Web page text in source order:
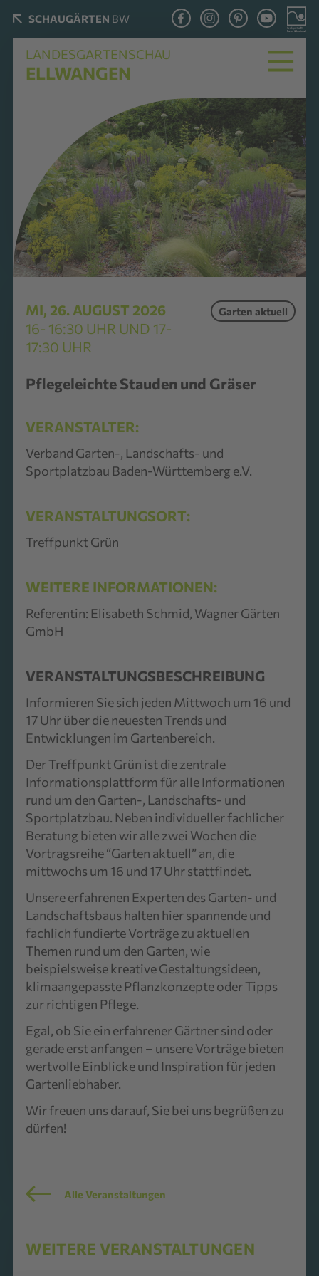
SCHAUGÄRTEN BW
LANDESGARTENSCHAU
ELLWANGEN
MI, 26. AUGUST 2026
16- 16:30 UHR UND 17-
17:30 UHR
Garten aktuell
Pflegeleichte Stauden und Gräser
VERANSTALTER:
Verband Garten-, Landschafts- und
Sportplatzbau Baden-Württemberg e.V.
VERANSTALTUNGSORT:
Treffpunkt Grün
WEITERE INFORMATIONEN:
Referentin: Elisabeth Schmid, Wagner Gärten
GmbH
VERANSTALTUNGSBESCHREIBUNG
Informieren Sie sich jeden Mittwoch um 16 und
17 Uhr über die neuesten Trends und
Entwicklungen im Gartenbereich.
Der Treffpunkt Grün ist die zentrale
Informationsplattform für alle Informationen
rund um den Garten-, Landschafts- und
Sportplatzbau. Neben individueller fachlicher
Beratung bieten wir alle zwei Wochen die
Vortragsreihe “Garten aktuell” an, die
mittwochs um 16 und 17 Uhr stattfindet.
Unsere erfahrenen Experten des Garten- und
Landschaftsbaus halten hier spannende und
fachlich fundierte Vorträge zu aktuellen
Themen rund um den Garten, wie
beispielsweise kreative Gestaltungsideen,
klimaangepasste Pflanzkonzepte oder Tipps
zur richtigen Pflege.
Egal, ob Sie ein erfahrener Gärtner sind oder
gerade erst anfangen – unsere Vorträge bieten
wertvolle Einblicke und Inspiration für jeden
Gartenliebhaber.
Wir freuen uns darauf, Sie bei uns begrüßen zu
dürfen!
Alle Veranstaltungen
WEITERE VERANSTALTUNGEN